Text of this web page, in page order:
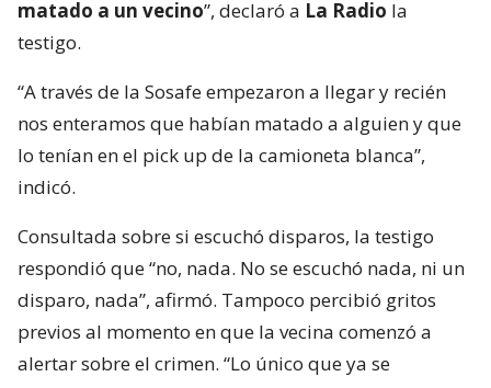
matado a un vecino”, declaró a La Radio la
testigo.
“A través de la Sosafe empezaron a llegar y recién
nos enteramos que habían matado a alguien y que
lo tenían en el pick up de la camioneta blanca”,
indicó.
Consultada sobre si escuchó disparos, la testigo
respondió que “no, nada. No se escuchó nada, ni un
disparo, nada”, afirmó. Tampoco percibió gritos
previos al momento en que la vecina comenzó a
alertar sobre el crimen. “Lo único que ya se